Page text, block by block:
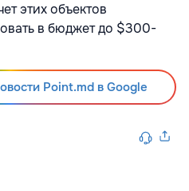
этих объектов
в бюджет до $300-
Point.md в Google